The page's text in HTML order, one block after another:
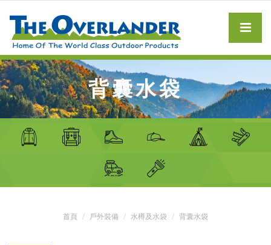
背囊水袋
首頁 戶外裝備 水樽及水袋 背囊水袋